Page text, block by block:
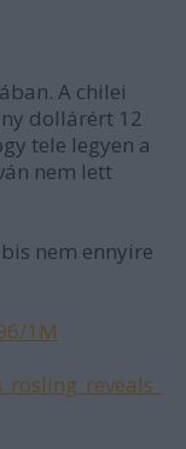
A chilei
dollárért 12
tele legyen a
nem lett
nem ennyire
1M